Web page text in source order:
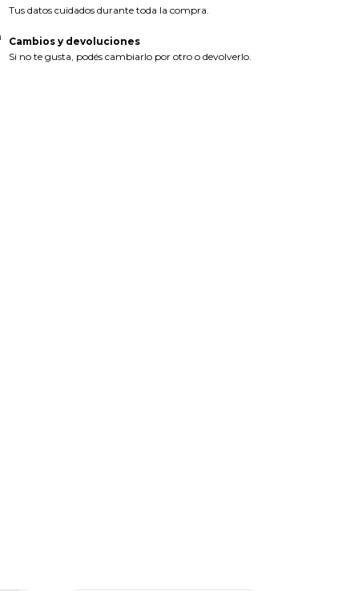
Tus datos cuidados durante toda la compra.
Cambios y devoluciones
Si no te gusta, podés cambiarlo por otro o devolverlo.